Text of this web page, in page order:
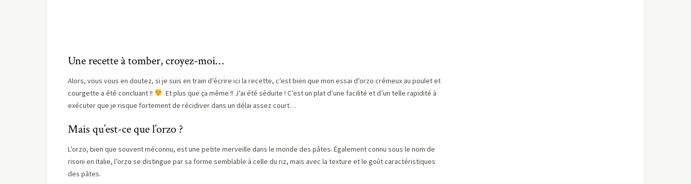
Une recette à tomber, croyez-moi…
Alors, vous vous en doutez, si je suis en train d’écrire ici la recette, c’est bien que mon essai d’orzo crémeux au poulet et
courgette a été concluant !!
Et plus que ça même !! J’ai été séduite ! C’est un plat d’une facilité et d’un telle rapidité à
exécuter que je risque fortement de récidiver dans un délai assez court…
Mais qu’est-ce que l’orzo ?
L’orzo, bien que souvent méconnu, est une petite merveille dans le monde des pâtes. Également connu sous le nom de
risoni en Italie, l’orzo se distingue par sa forme semblable à celle du riz, mais avec la texture et le goût caractéristiques
des pâtes.